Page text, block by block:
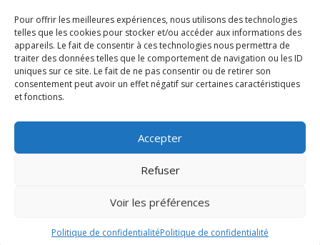
Pour offrir les meilleures expériences, nous utilisons des technologies
telles que les cookies pour stocker et/ou accéder aux informations des
appareils. Le fait de consentir à ces technologies nous permettra de
traiter des données telles que le comportement de navigation ou les ID
uniques sur ce site. Le fait de ne pas consentir ou de retirer son
consentement peut avoir un effet négatif sur certaines caractéristiques
et fonctions.
Accepter
Refuser
Voir les préférences
Politique de confidentialitéPolitique de confidentialité
Bon de commande